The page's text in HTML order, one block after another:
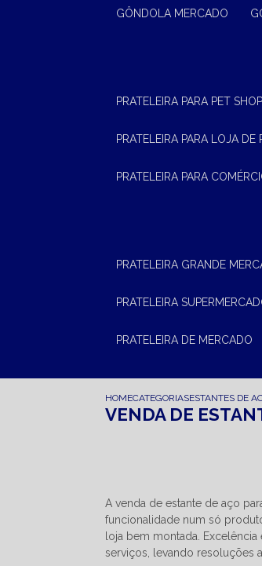
GÔNDOLA MERCADO
PRATELEIRA PARA PET SHOP
PRATELEIRA PARA LOJA DE
PRATELEIRA PARA
PRATELEIRA GRANDE
PRATELEIRA
PRATELEIRA DE MERCADO
HOMECATEGORIASESTANTES DE
VENDA DE
A venda de estante de aço
funcionalidade num só
loja bem montada.
serviços, levando resoluções